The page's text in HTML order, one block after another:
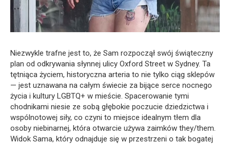
Niezwykle trafne jest to, że Sam rozpoczął swój świąteczny
plan od odkrywania słynnej ulicy Oxford Street w Sydney. Ta
tętniąca życiem, historyczna arteria to nie tylko ciąg sklepów
— jest uznawana na całym świecie za bijące serce nocnego
życia i kultury LGBTQ+ w mieście. Spacerowanie tymi
chodnikami niesie ze sobą głębokie poczucie dziedzictwa i
wspólnotowej siły, co czyni to miejsce idealnym tłem dla
osoby niebinarnej, która otwarcie używa zaimków they/them.
Widok Sama, który odnajduje się w przestrzeni o tak bogatej